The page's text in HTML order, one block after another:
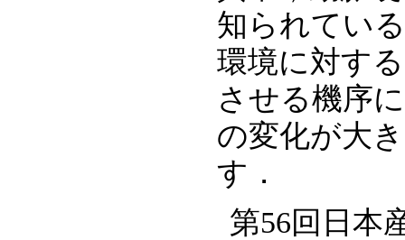
知られてい
環境に対す
させる機序
の変化が大
す．
第56回日本